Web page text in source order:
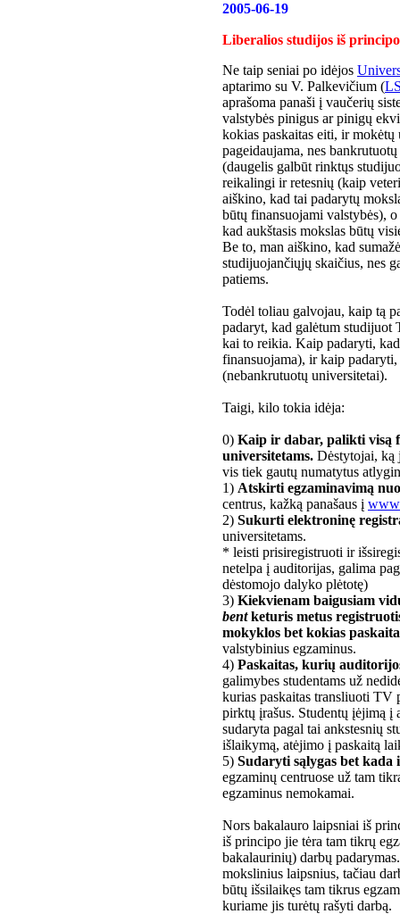
2005-06-19
Liberalios studijos iš
Ne taip seniai po idėjos
aptarimo su V. Palkevičium (
aprašoma panaši į vaučerių
valstybės pinigus ar pinigų
kokias paskaitas eiti, ir
pageidaujama, nes
(daugelis galbūt rinktųs
reikalingi ir retesnių (kaip
aiškino, kad tai padarytų
būtų finansuojami valstybės),
kad aukštasis mokslas būtų
Be to, man aiškino, kad
studijuojančiųjų skaičius, nes
patiems.
Todėl toliau galvojau, kaip tą
padaryt, kad galėtum
kai to reikia. Kaip padaryti,
finansuojama), ir kaip
(nebankrutuotų universitetai).
Taigi, kilo tokia idėja:
0) Kaip ir dabar, palikti visą
universitetams. Dėstytojai, ką
vis tiek gautų numatytus
1) Atskirti egzaminavimą
centrus, kažką panašaus į
2) Sukurti elektroninę
universitetams.
* leisti prisiregistruoti ir
netelpa į auditorijas, galima
dėstomojo dalyko plėtotę)
3) Kiekvienam baigusiam
bentketuris metus
mokyklos bet kokias
valstybinius egzaminus.
4) Paskaitas, kurių
galimybes studentams už
kurias paskaitas transliuoti TV
pirktų įrašus. Studentų įėjimą į
sudaryta pagal tai ankstesnių
išlaikymą, atėjimo į paskaitą
5) Sudaryti sąlygas bet
egzaminų centruose už tam
egzaminus nemokamai.
Nors bakalauro laipsniai iš
iš principo jie tėra tam tikrų
bakalaurinių) darbų
mokslinius laipsnius, tačiau
būtų išsilaikęs tam tikrus
kuriame jis turėtų rašyti darbą.